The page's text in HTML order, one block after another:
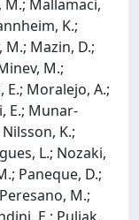
M.; Mallamaci,
K.;
Mazin, D.;
M.;
E.; Moralejo, A.;
E.; Munar-
K.;
L.; Nozaki,
Paneque, D.;
M.;